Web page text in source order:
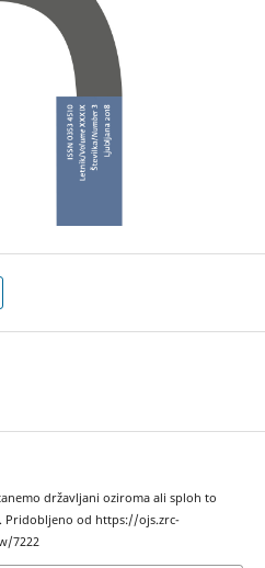
državljani oziroma ali sploh to
Pridobljeno od https://ojs.zrc-
7222